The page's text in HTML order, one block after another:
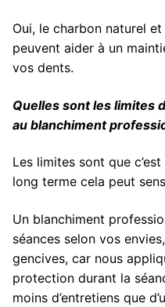
Oui, le charbon naturel
peuvent aider à un
vos dents.
Quelles sont les limites
au blanchiment
Les limites sont que
long terme cela peut
Un blanchiment
séances selon vos
gencives, car nous
protection durant la
moins d’entretiens que